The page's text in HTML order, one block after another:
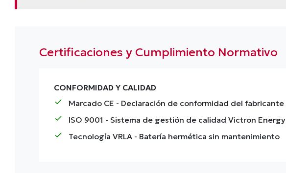
Certificaciones y Cumplimiento Normativo
CONFORMIDAD Y CALIDAD
check Marcado CE - Declaración de conformidad del fabricante
check ISO 9001 - Sistema de gestión de calidad Victron Energy
check Tecnología VRLA - Batería hermética sin mantenimiento